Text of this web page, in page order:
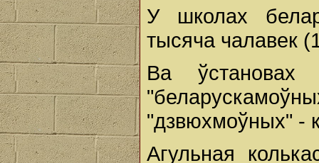
У школах
тысяча чалавек
Ва ўстановах
"дзвюхмоўных" -
Агульная